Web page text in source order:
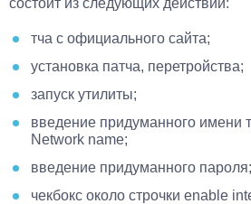
тча с официального сайта;
установка патча, перетройства;
запуск утилиты;
введение придуманного имени
Network name;
введение придуманного пароля;
чекбокс около строчки enable